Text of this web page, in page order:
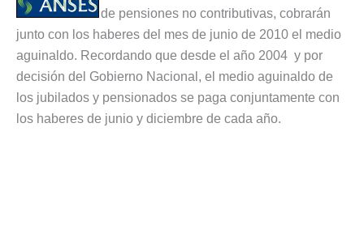
de pensiones no contributivas, cobrarán
junto con los haberes del mes de junio de 2010 el medio
aguinaldo. Recordando que desde el año 2004 y por
decisión del Gobierno Nacional, el medio aguinaldo de
los jubilados y pensionados se paga conjuntamente con
los haberes de junio y diciembre de cada año.